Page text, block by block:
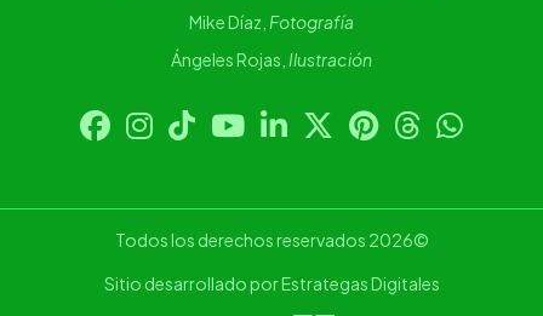
Mike Díaz, Fotografía
Ángeles Rojas, Ilustración
Todos los derechos reservados 2026©
Sitio desarrollado por Estrategas Digitales